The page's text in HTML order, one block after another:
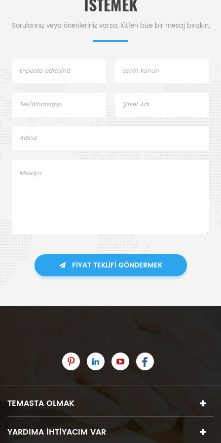
ISTEMEK
Sorularınız veya önerileriniz varsa, lütfen bize bir mesaj bırakın,
FIYAT TEKLIFI GÖNDERMEK
TEMASTA OLMAK
YARDIMA IHTIYACIM VAR